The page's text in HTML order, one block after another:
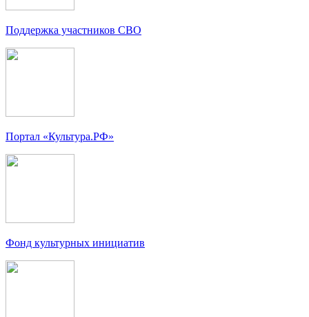
Поддержка участников СВО
Портал «Культура.РФ»
Фонд культурных инициатив